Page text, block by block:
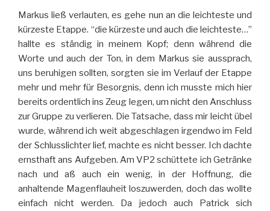
Markus ließ verlauten, es gehe nun an die leichteste und
kürzeste Etappe. “die kürzeste und auch die leichteste…”
hallte es ständig in meinem Kopf; denn während die
Worte und auch der Ton, in dem Markus sie aussprach,
uns beruhigen sollten, sorgten sie im Verlauf der Etappe
mehr und mehr für Besorgnis, denn ich musste mich hier
bereits ordentlich ins Zeug legen, um nicht den Anschluss
zur Gruppe zu verlieren. Die Tatsache, dass mir leicht übel
wurde, während ich weit abgeschlagen irgendwo im Feld
der Schlusslichter lief, machte es nicht besser. Ich dachte
ernsthaft ans Aufgeben. Am VP2 schüttete ich Getränke
nach und aß auch ein wenig, in der Hoffnung, die
anhaltende Magenflauheit loszuwerden, doch das wollte
einfach nicht werden. Da jedoch auch Patrick sich